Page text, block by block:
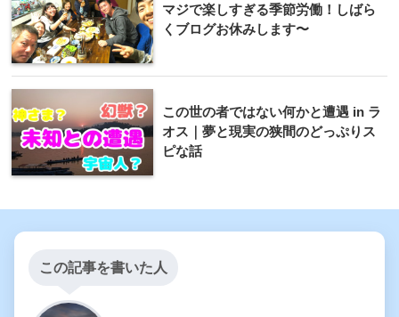
マジで楽しすぎる季節労働！しばら
くブログお休みします〜
この世の者ではない何かと遭遇 in ラ
オス｜夢と現実の狭間のどっぷりス
ピな話
この記事を書いた人